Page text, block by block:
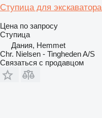
Ступица для
Цена по запросу
Ступица
Дания, Hemmet
Chr. Nielsen - Tingheden A/S
Связаться с продавцом